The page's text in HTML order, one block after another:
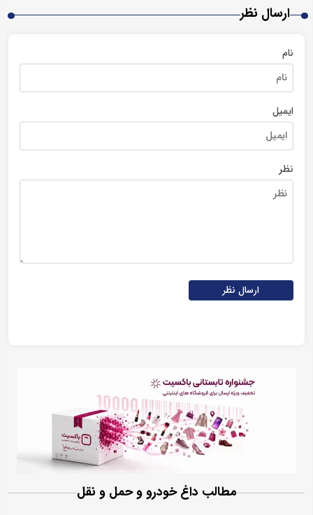
ارسال نظر
نام
ایمیل
نظر
ارسال نظر
مطالب داغ خودرو و حمل و نقل